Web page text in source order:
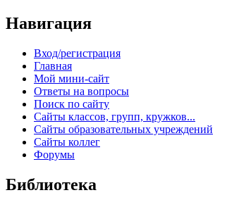
Навигация
Вход/регистрация
Главная
Мой мини-сайт
Ответы на вопросы
Поиск по сайту
Сайты классов, групп, кружков...
Сайты образовательных учреждений
Сайты коллег
Форумы
Библиотека